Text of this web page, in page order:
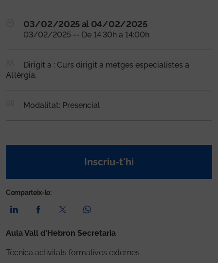
03/02/2025 al 04/02/2025
03/02/2025 -- De 14:30h a 14:00h
Dirigit a : Curs dirigit a metges especialistes a
Al·lèrgia.
Modalitat: Presencial
Inscriu-t'hi
Comparteix-lo:
Aula Vall d'Hebron Secretaria
Tècnica activitats formatives externes